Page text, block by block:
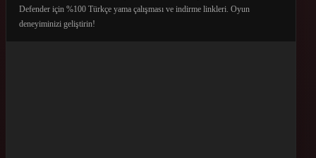
Defender için %100 Türkçe yama çalışması ve indirme linkleri. Oyun
deneyiminizi geliştirin!